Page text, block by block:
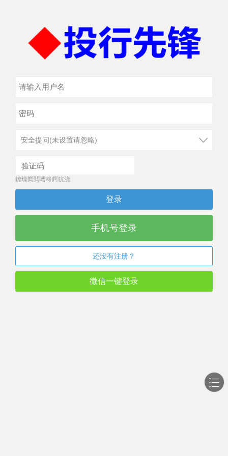
安全提问(未设置请忽略)
鐐瑰嚮閲嶆柊鍔犺浇
登录
手机号登录
还没有注册？
微信一键登录